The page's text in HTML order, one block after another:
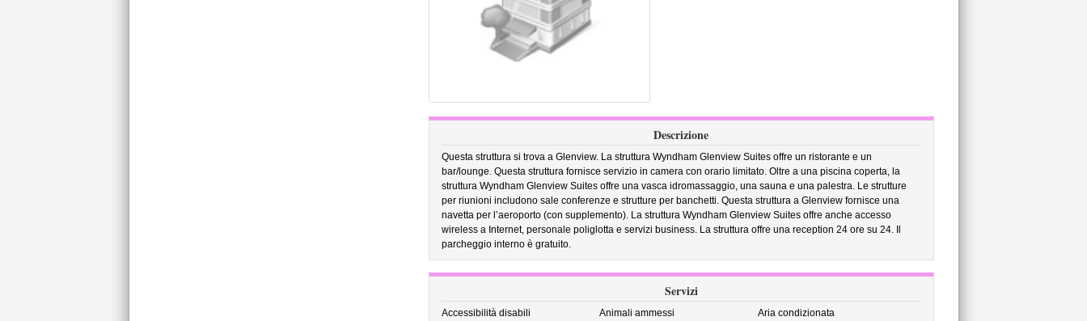
Descrizione
Questa struttura si trova a Glenview. La struttura Wyndham Glenview Suites offre un ristorante e un
bar/lounge. Questa struttura fornisce servizio in camera con orario limitato. Oltre a una piscina coperta, la
struttura Wyndham Glenview Suites offre una vasca idromassaggio, una sauna e una palestra. Le strutture
per riunioni includono sale conferenze e strutture per banchetti. Questa struttura a Glenview fornisce una
navetta per l’aeroporto (con supplemento). La struttura Wyndham Glenview Suites offre anche accesso
wireless a Internet, personale poliglotta e servizi business. La struttura offre una reception 24 ore su 24. Il
parcheggio interno è gratuito.
Servizi
Accessibilità disabili Animali ammessi Aria condizionata